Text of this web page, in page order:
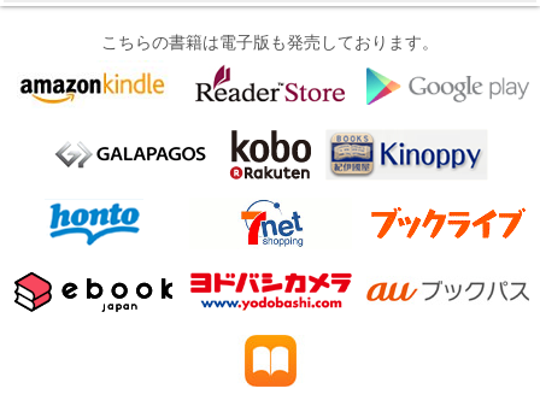
こちらの書籍は電子版も発売しております。